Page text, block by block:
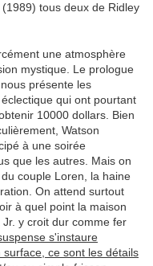
tous deux de Ridley
une atmosphère
mystique. Le prologue
présente les
qui ont pourtant
10000 dollars. Bien
Watson
à une soirée
que les autres. Mais on
couple Loren, la haine
On attend surtout
à quel point la maison
y croit dur comme fer
s'instaure
ce sont les détails